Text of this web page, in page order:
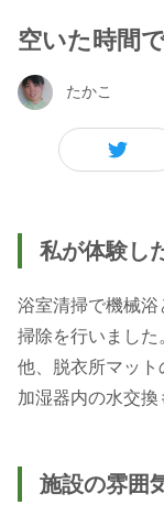
空いた時間
たかこ
私が体験し
浴室清掃で機械
掃除を行いました
他、脱衣所マッ
加湿器内の水交換
施設の雰囲